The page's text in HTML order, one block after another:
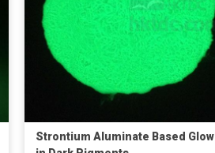
Strontium Aluminate Based Glow